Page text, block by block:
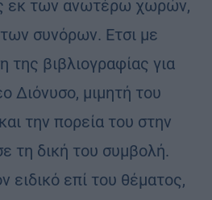
εκ των ανωτέρω χωρών,
συνόρων. Ετσι με
της βιβλιογραφίας για
Διόνυσο, μιμητή του
την πορεία του στην
τη δική του συμβολή.
ειδικό επί του θέματος,